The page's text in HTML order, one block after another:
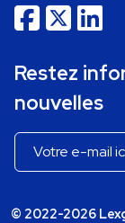
Restez
nouvelles
© 2022-2026